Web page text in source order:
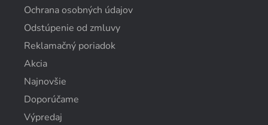
Ochrana osobných údajov
Odstúpenie od zmluvy
Reklamačný poriadok
Akcia
Najnovšie
Doporúčame
Výpredaj